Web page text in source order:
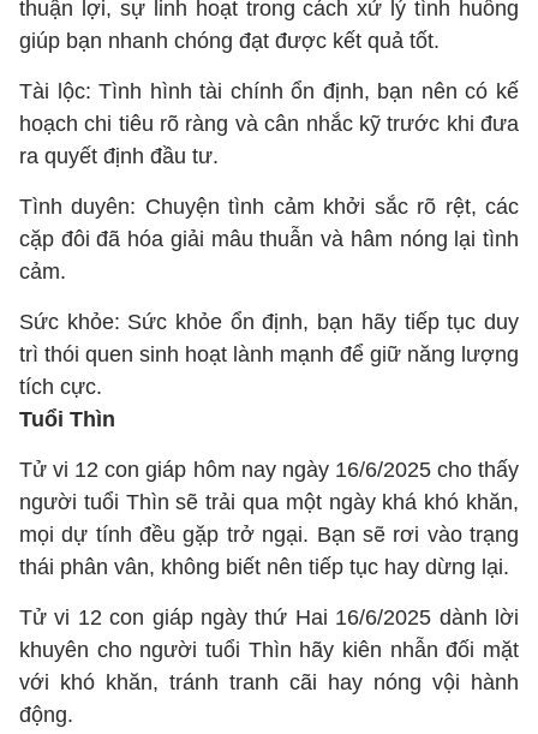
thuận lợi, sự linh hoạt trong cách xử lý tình huống
giúp bạn nhanh chóng đạt được kết quả tốt.
Tài lộc: Tình hình tài chính ổn định, bạn nên có kế
hoạch chi tiêu rõ ràng và cân nhắc kỹ trước khi đưa
ra quyết định đầu tư.
Tình duyên: Chuyện tình cảm khởi sắc rõ rệt, các
cặp đôi đã hóa giải mâu thuẫn và hâm nóng lại tình
cảm.
Sức khỏe: Sức khỏe ổn định, bạn hãy tiếp tục duy
trì thói quen sinh hoạt lành mạnh để giữ năng lượng
tích cực.
Tuổi Thìn
Tử vi 12 con giáp hôm nay ngày 16/6/2025 cho thấy
người tuổi Thìn sẽ trải qua một ngày khá khó khăn,
mọi dự tính đều gặp trở ngại. Bạn sẽ rơi vào trạng
thái phân vân, không biết nên tiếp tục hay dừng lại.
Tử vi 12 con giáp ngày thứ Hai 16/6/2025 dành lời
khuyên cho người tuổi Thìn hãy kiên nhẫn đối mặt
với khó khăn, tránh tranh cãi hay nóng vội hành
động.